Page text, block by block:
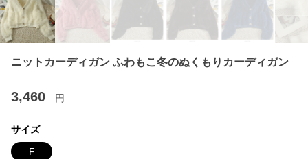
ニットカーディガン ふわもこ冬のぬくもりカーディガン
3,460 円
サイズ
F